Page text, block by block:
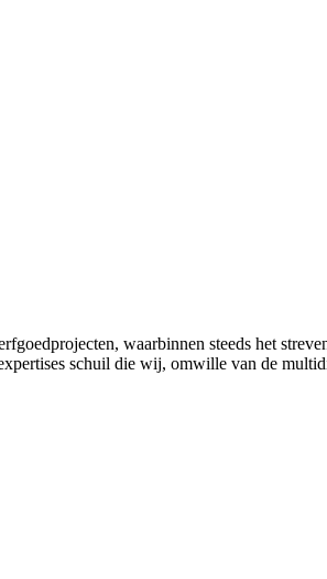
waarbinnen steeds het
schuil die wij, omwille van de